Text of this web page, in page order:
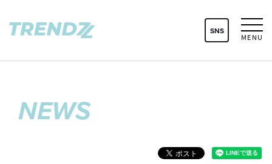
MENU
SNS
NEWS